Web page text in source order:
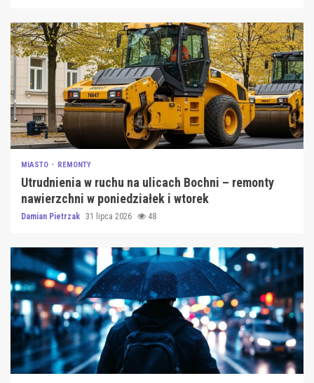
MIASTO REMONTY
Utrudnienia w ruchu na ulicach Bochni – remonty
nawierzchni w poniedziałek i wtorek
Damian Pietrzak 31 lipca 2026 48